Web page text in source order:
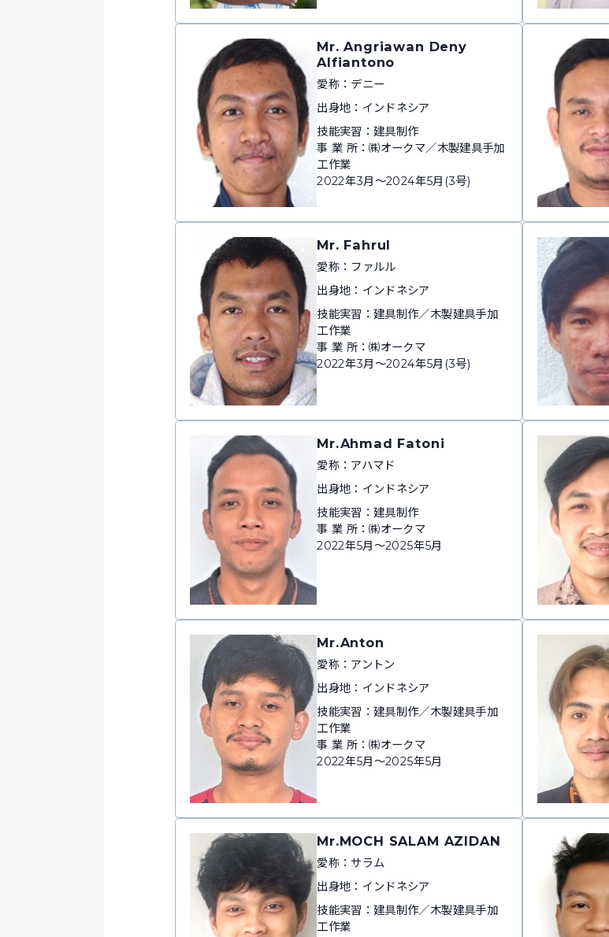
Mr. Angriawan Deny
Alfiantono
愛称：デニー
出身地：インドネシア
技能実習：建具制作
事 業 所：㈱オークマ／木製建具手加
工作業
2022年3月～2024年5月(3号)
Mr. Fahrul
愛称：ファルル
出身地：インドネシア
技能実習：建具制作／木製建具手加
工作業
事 業 所：㈱オークマ
2022年3月～2024年5月(3号)
Mr.Ahmad Fatoni
愛称：アハマド
出身地：インドネシア
技能実習：建具制作
事 業 所：㈱オークマ
2022年5月～2025年5月
Mr.Anton
愛称：アントン
出身地：インドネシア
技能実習：建具制作／木製建具手加
工作業
事 業 所：㈱オークマ
2022年5月～2025年5月
Mr.MOCH SALAM AZIDAN
愛称：サラム
出身地：インドネシア
技能実習：建具制作／木製建具手加
工作業